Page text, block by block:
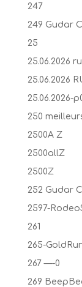
247
249 Gudar
25
25.06.2026
25.06.2026
25.06.2026-
250
2500A Z
2500allZ
2500Z
252 Gudar
2597-
261
265-
267 —-0
269